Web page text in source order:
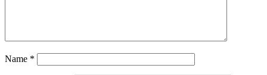
Name *